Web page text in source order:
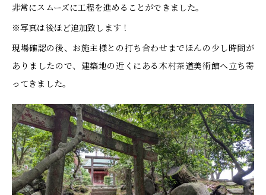
非常にスムーズに工程を進めることができました。
※写真は後ほど追加致します！
現場確認の後、お施主様との打ち合わせまでほんの少し時間が
ありましたので、建築地の近くにある木村茶道美術館へ立ち寄
ってきました。